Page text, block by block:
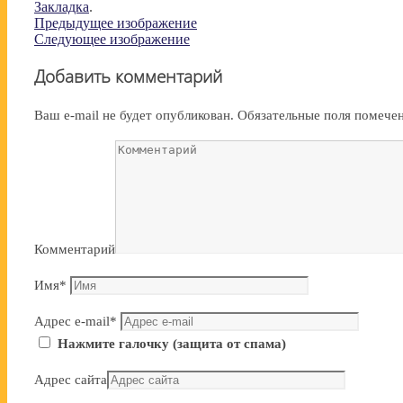
Закладка.
Предыдущее изображение
Следующее изображение
Добавить комментарий
Ваш e-mail не будет опубликован. Обязательные поля
Комментарий
Имя*
Адрес e-mail*
Нажмите галочку (защита от спама)
Адрес сайта